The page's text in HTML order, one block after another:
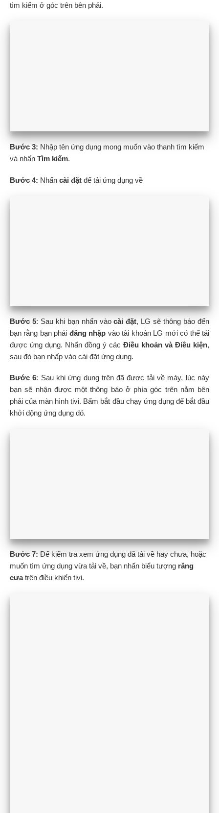
tìm kiếm ở góc trên bên phải.
Bước 3: Nhập tên ứng dụng mong muốn vào thanh tìm kiếm
và nhấn Tìm kiếm.
Bước 4: Nhấn cài đặt để tải ứng dụng về
Bước 5: Sau khi bạn nhấn vàocài đặt, LG sẽ thông báo đến
bạn rằng bạn phải đăng nhập vào tài khoản LG mới có thể tải
được ứng dụng. Nhấn đồng ý các Điều khoản và Điều kiện,
sau đó bạn nhấp vào cài đặt ứng dụng.
Bước 6: Sau khi ứng dụng trên đã được tải về máy, lúc này
bạn sẽ nhận được một thông báo ở phía góc trên nằm bên
phải của màn hình tivi. Bấm bắt đầu chạy ứng dụng để bắt đầu
khởi động ứng dụng đó.
Bước 7: Để kiểm tra xem ứng dụng đã tải về hay chưa, hoặc
muốn tìm ứng dụng vừa tải về, bạn nhấn biểu tượng răng
cưatrên điều khiển tivi.